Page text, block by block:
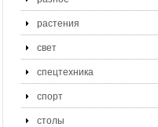
растения
свет
спецтехника
спорт
столы